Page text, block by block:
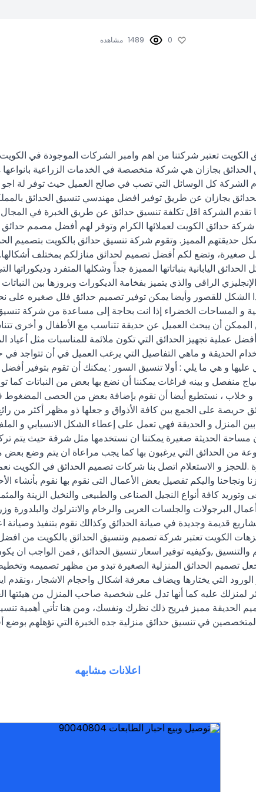
0
1489 مشاهده
الكويت تعتبر شركتنا من اهم وامبر الشركات الموجودة في
بجازان هي شركة متخصصة في الخدمات الزراعية
الشركة كل الوسائل التي تصب في صالح العميل حيث توفر لة
بجازان عن طريق توفير افضل مهندسي تنسيق الحدائق
تقدم الشركة اقل تكلفة تنسيق حدائق عن طريق الخبرة في
حدائق الكويت لعملائها الكرام وتوفر لهم أفضل مصمم
حديقتهم المميز. وتقوم شركة تنسيق حدائق بالكويت بتصميم
وتضع لكم أفضل تصميم لحدائق منازلكم بمختلف
اليابانية بنباتاتها المميزة جداً وشكلها المتفرد
الراقي والذي يتميز بفخامة الديكورات وبروزها بين
الشكل للقصور وأيضا يمكن توفير تصميم حدائق فلل صغيره على
و المساحات الخضراء إذا انت بحاجة إلى مساعدة من شركة
الممكن أن يبحث العميل عن حديقة تتناسب مع الأطفال و أخرى
تجهيز الحدائق التي تكون ملائمة للمناسبات مثل أعياد
الحديقة و ماهي التفاصيل التي يرغب العميل في أن تتواجد
عليها و هي ما يلي : أولا تنسيق السور : يمكنك أن تقوم بتوفير
منفصل و بينه فراغات يمكننا أن نضع بها بعض من النباتات
و خلاب ، نستطيع أيضا أن نقوم بإضافة بعض من الحصى
حريصة على الجمع بين كافة الأذواق و جعلها ذو مظهر أكثر
و الحديقة فهي تعمل على إعطاء الشكل الانسيابي و
مساحة الحديثة صغيرة يمكننا ان نستخدمها مثل شرفة حيث
من الحدائق التي يرغبون بها كما يجب مراعاة ان يتم وضع
.للحجز و الاستعلام اتصل بنا شركات تصميم الحدائق في
ونجاحنا واليكم تفصيل بعض الأعمال التى نقوم بها نقوم بأنشاء
وتوريد كافة أنواع النجيل الصناعى والطبيعى والنخيل الزينة
البرجولات والجلسات العربى والرخام والانترلوك
قديمة وجديدة في صيانة الحدائق وكذالك نقوم بتنفيذ وصيانة
الكويت تعتبر شركة تصميم وتنسيق الحدائق بالكويت من
والتنسيق ,وكيفيه توفير اسعار تنسيق الحدائق , فمن الواجب ان
تصميم الحدائق المنزلية الصغيرة تبدو من مظهر تصميمه
التي يختارها ويضاف معرفة اشكال واحجام الاشجار
لمنزلك عليه كما أنها تدل على شخصية صاحب المنزل من
الحديقة مميز فيريح ذلك نظرك ونفسك، ومن هنا تأتي أهمية
المتخصصين في تنسيق حدائق منزلية جده الخبرة التي تؤهلهم
اعلانات مشابهه
واحبار الليزر الاسود والمولن والانك جيت جميهع الماركات